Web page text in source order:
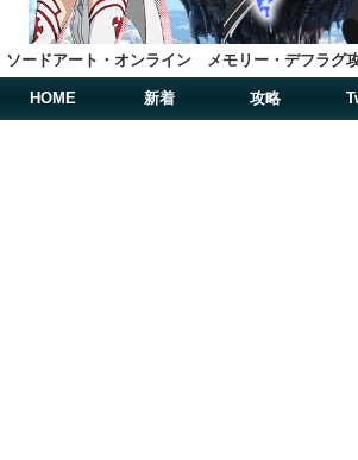
ソードアート・オンライン メモリー・デフラグ
HOME 新着 攻略